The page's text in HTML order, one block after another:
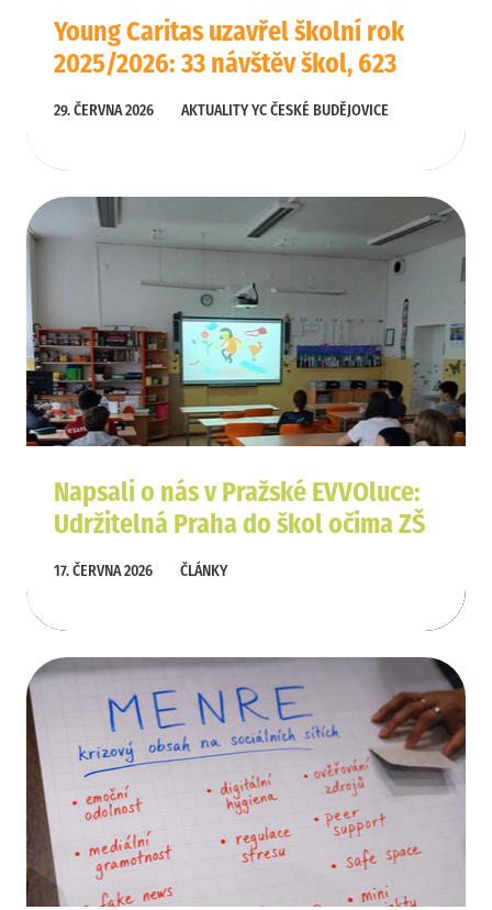
Young Caritas uzavřel školní rok
2025/2026: 33 návštěv škol, 623
účastníků a nové programy pro
29. ČERVNA 2026 AKTUALITY YC ČESKÉ BUDĚJOVICE
Napsali o nás v Pražské EVVOluce:
Udržitelná Praha do škol očima ZŠ
Ratibořická
17. ČERVNA 2026 ČLÁNKY